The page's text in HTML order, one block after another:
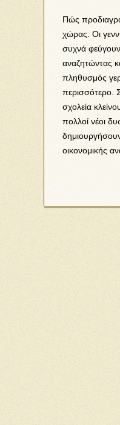
Πώς
χώρας. Οι
συχνά
αναζητώντας
πληθυσμός
περισσότερο.
σχολεία
πολλοί νέοι
οικονομικής